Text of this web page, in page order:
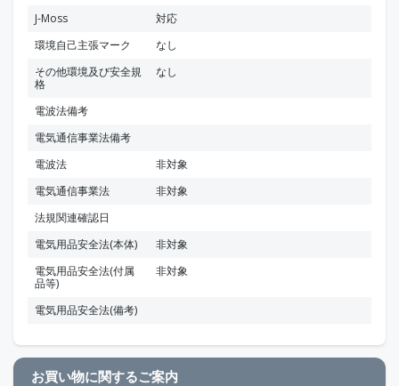
J-Moss
対応
環境自己主張マーク
なし
その他環境及び安全規
格
なし
電波法備考
電気通信事業法備考
電波法
非対象
電気通信事業法
非対象
法規関連確認日
電気用品安全法(本体)
非対象
電気用品安全法(付属
品等)
非対象
電気用品安全法(備考)
お買い物に関するご案内